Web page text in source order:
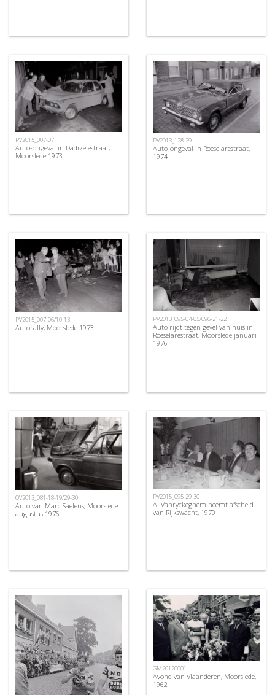
PV2015_007-07
Auto-ongeval in Dadizelestraat,
Moorslede 1973
PV2013_128-29
Auto-ongeval in Roeselarestraat,
1974
PV2015_007-06/10-13
Autorally, Moorslede 1973
PV2013_095-04-05/096-21-22
Auto rijdt tegen gevel van huis in
Roeselarestraat, Moorslede januari
1976
OV2013_081-18-19/29-30
Auto van Marc Saelens, Moorslede
augustus 1976
PV2015_095-29-30
A. Vanryckeghem neemt afscheid
van Rijkswacht, 1970
GM20120001
Avond van Vlaanderen, Moorslede,
1962